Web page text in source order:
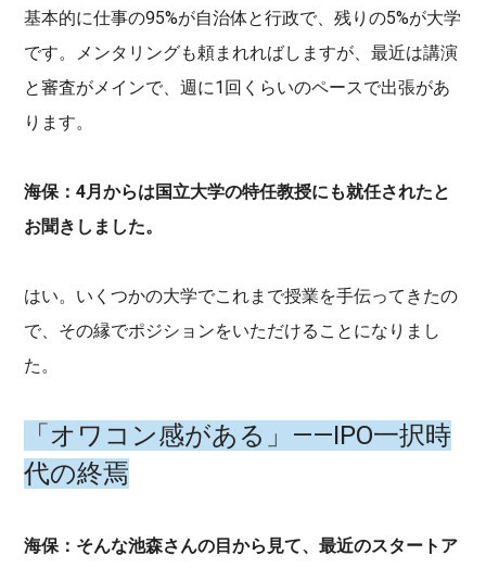
基本的に仕事の95%が自治体と行政で、残りの5%が大学
です。メンタリングも頼まれればしますが、最近は講演
と審査がメインで、週に1回くらいのペースで出張があ
ります。
海保：4月からは国立大学の特任教授にも就任されたと
お聞きしました。
はい。いくつかの大学でこれまで授業を手伝ってきたの
で、その縁でポジションをいただけることになりまし
た。
「オワコン感がある」——IPO一択時
代の終焉
海保：そんな池森さんの目から見て、最近のスタートア